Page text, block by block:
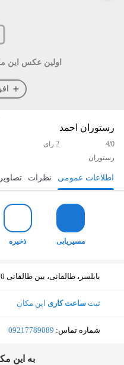
اولین عکس این
رستوران احمد
4/0
2 رای
رستوران
مسیریابی ذخیره اطلاعات عمومی نظرات تصاویر
مسیریابی ذخیره
بابلسر، طالقانی، بین طالقانی 10 و طالقانی 11 موج (محله‌ی ولیعصر)
ثبت ساعت کاری این مکان
شماره تماس: ‎09217789089
ﺑﻪ اﯾﻦ